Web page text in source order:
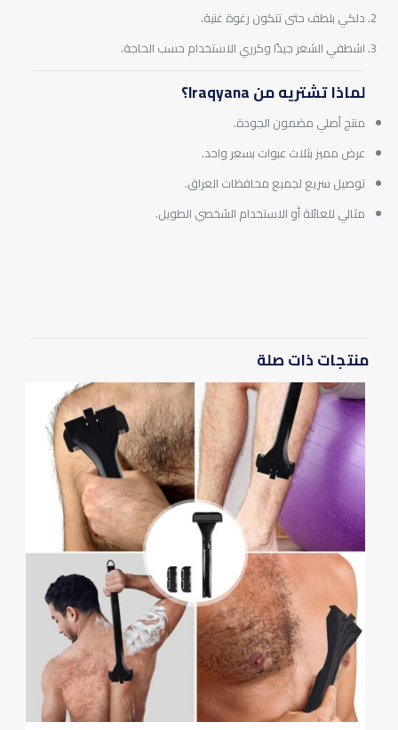
دلكي بلطف حتى تتكون رغوة غنية.
اشطفي الشعر جيدًا وكرري الاستخدام حسب الحاجة.
لماذا تشتريه من Iraqyana؟
منتج أصلي مضمون الجودة.
عرض مميز بثلاث عبوات بسعر واحد.
توصيل سريع لجميع محافظات العراق.
مثالي للعائلة أو الاستخدام الشخصي الطويل.
منتجات ذات صلة